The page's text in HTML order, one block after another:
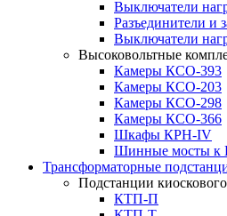
Выключатели
Разъединители и
Выключатели
Высоковольтные
Камеры КСО-393
Камеры КСО-203
Камеры КСО-298
Камеры КСО-366
Шкафы КРН-IV
Шинные мосты к
Трансформаторные
Подстанции
КТП-П